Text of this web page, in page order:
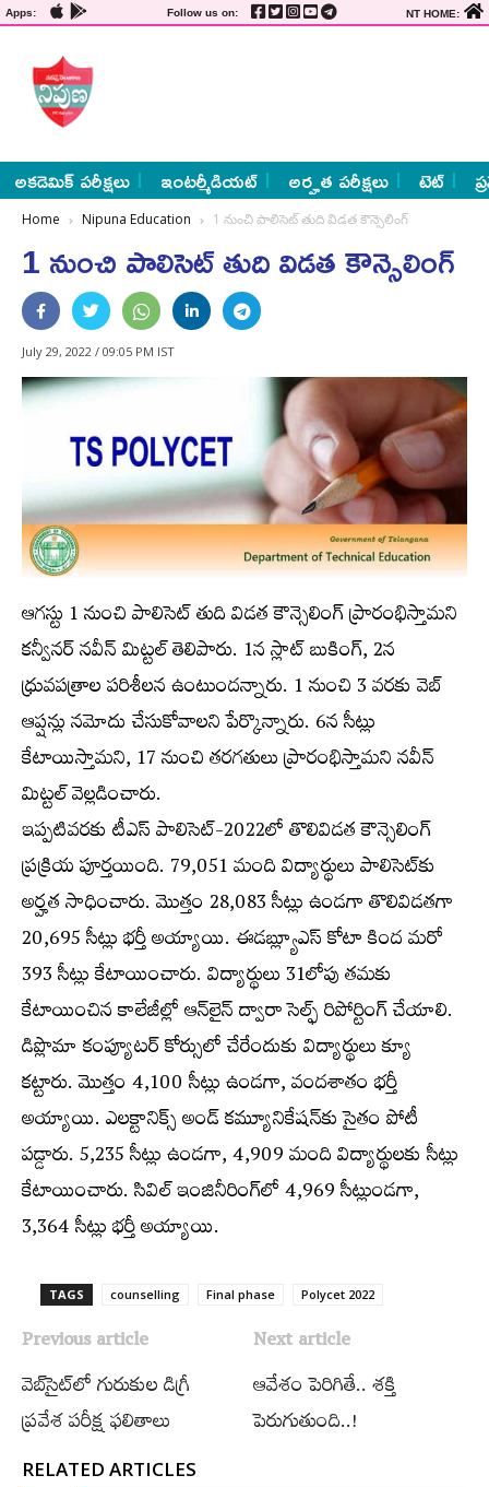
Apps: Follow us on: NT HOME:
అకడెమిక్ పరీక్షలు ఇంటర్మీడియట్ అర్హత పరీక్షలు టెట్
Home Nipuna Education 1 నుంచి పాలిసెట్‌ తుది విడత కౌన్సెలింగ్‌
1 నుంచి పాలిసెట్‌ తుది విడత కౌన్సెలింగ్‌
July 29, 2022 / 09:05 PM IST
ఆగస్టు 1 నుంచి పాలిసెట్‌ తుది విడత కౌన్సెలింగ్‌ ప్రారంభిస్తామని
కన్వీనర్‌ నవీన్‌ మిట్టల్‌ తెలిపారు. 1న స్లాట్‌ బుకింగ్‌, 2న
ధ్రువపత్రాల పరిశీలన ఉంటుందన్నారు. 1 నుంచి 3 వరకు వెబ్‌
ఆప్షన్లు నమోదు చేసుకోవాలని పేర్కొన్నారు. 6న సీట్లు
కేటాయిస్తామని, 17 నుంచి తరగతులు ప్రారంభిస్తామని నవీన్‌
మిట్టల్‌ వెల్లడించారు.
ఇప్ప‌టివ‌ర‌కు టీఎస్ పాలిసెట్‌-2022లో తొలివిడత కౌన్సెలింగ్‌
ప్రక్రియ పూర్తయింది. 79,051 మంది విద్యార్థులు పాలిసెట్‌కు
అర్హత సాధించారు. మొత్తం 28,083 సీట్లు ఉండగా తొలివిడతగా
20,695 సీట్లు భర్తీ అయ్యాయి. ఈడబ్ల్యూఎస్ కోటా కింద మరో
393 సీట్లు కేటాయించారు. విద్యార్థులు 31లోపు తమకు
కేటాయించిన కాలేజీల్లో ఆన్‌లైన్‌ ద్వారా సెల్ఫ్ రిపోర్టింగ్‌ చేయాలి.
డిప్లొమా కంప్యూటర్‌ కోర్సులో చేరేందుకు విద్యార్థులు క్యూ
కట్టారు. మొత్తం 4,100 సీట్లు ఉండగా, వందశాతం భర్తీ
అయ్యాయి. ఎలక్టానిక్స్​​‍ అండ్‌ కమ్యూనికేషన్‌కు సైతం పోటీ
పడ్డారు. 5,235 సీట్లు ఉండగా, 4,909 మంది విద్యార్థులకు సీట్లు
కేటాయించారు. సివిల్‌ ఇంజినీరింగ్‌లో 4,969 సీట్లుండగా,
3,364 సీట్లు భర్తీ అయ్యాయి.
TAGS counselling Final phase Polycet 2022
Previous article
వెబ్‌సైట్‌లో గురుకుల డిగ్రీ
ప్రవేశ పరీక్ష ఫలితాలు
Next article
ఆవేశం పెరిగితే.. శక్తి
పెరుగుతుంది..!
RELATED ARTICLES